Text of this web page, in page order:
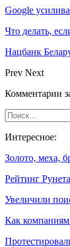
Google
Что делать,
Нацбанк
Prev Next
Комментарии
Интересное:
Золото, меха,
Рейтинг
Увеличили
Как